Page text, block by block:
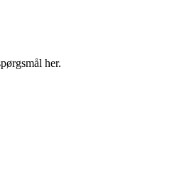
her.